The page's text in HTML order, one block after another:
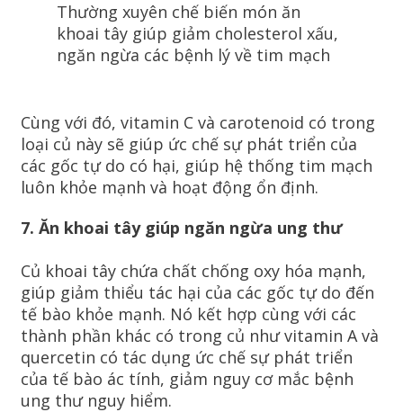
Thường xuyên chế biến món ăn
khoai tây giúp giảm cholesterol xấu,
ngăn ngừa các bệnh lý về tim mạch
Cùng với đó, vitamin C và carotenoid có trong
loại củ này sẽ giúp ức chế sự phát triển của
các gốc tự do có hại, giúp hệ thống tim mạch
luôn khỏe mạnh và hoạt động ổn định.
7. Ăn khoai tây giúp ngăn ngừa ung thư
Củ khoai tây chứa chất chống oxy hóa mạnh,
giúp giảm thiểu tác hại của các gốc tự do đến
tế bào khỏe mạnh. Nó kết hợp cùng với các
thành phần khác có trong củ như vitamin A và
quercetin có tác dụng ức chế sự phát triển
của tế bào ác tính, giảm nguy cơ mắc bệnh
ung thư nguy hiểm.